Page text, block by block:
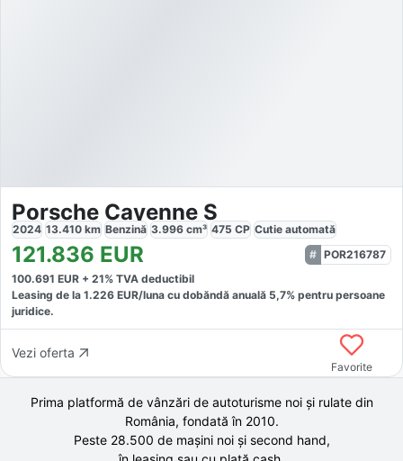
Porsche Cayenne S
2024 13.410 km Benzină 3.996 cm³ 475 CP Cutie automată
121.836 EUR
POR216787
100.691 EUR + 21% TVA deductibil
Leasing de la 1.226 EUR/luna cu dobăndă anuală 5,7% pentru persoane
juridice.
Vezi oferta
Favorite
Prima platformă de vânzări de autoturisme noi și rulate din
România, fondată în 2010.
Peste 28.500 demașini noi și second hand,